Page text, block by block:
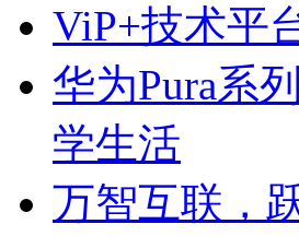
ViP+技术平
华为Pura系
学生活
万智互联，